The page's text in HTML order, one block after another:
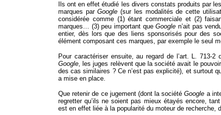
Ils ont en effet étudié les divers constats produits par
marques parGoogle (sur les modalités de cette
considérée comme (1) étant commerciale et (2)
marques… (3) peu important queGoogle n’ait pas
entier, dès lors que des liens sponsorisés pour des
élément composant ces marques, par exemple le seul
Pour caractériser ensuite, au regard de l’art. L. 713-
Google, les juges relèvent que la société avait le
des cas similaires ? Ce n’est pas explicité), et surtout
a mise en place.
Que retenir de ce jugement (dont la sociétéGoogle a
regretter qu’ils ne soient pas mieux étayés encore,
est en effet liée à la popularité du moteur de